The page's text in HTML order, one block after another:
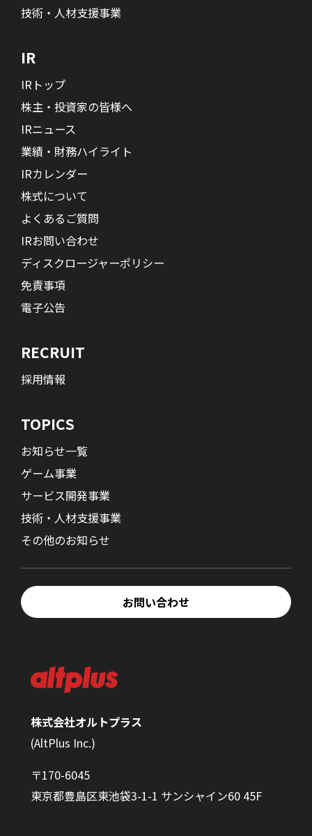
株式会社オルトプラス
(AltPlus Inc.)
〒170-6045
東京都豊島区東池袋3-1-1 サンシャイン60 45F
技術・人材支援事業
IR
IRトップ
株主・投資家の皆様へ
IRニュース
業績・財務ハイライト
IRカレンダー
株式について
よくあるご質問
IRお問い合わせ
ディスクロージャーポリシー
免責事項
電子公告
RECRUIT
採用情報
TOPICS
お知らせ一覧
ゲーム事業
サービス開発事業
技術・人材支援事業
その他のお知らせ
お問い合わせ